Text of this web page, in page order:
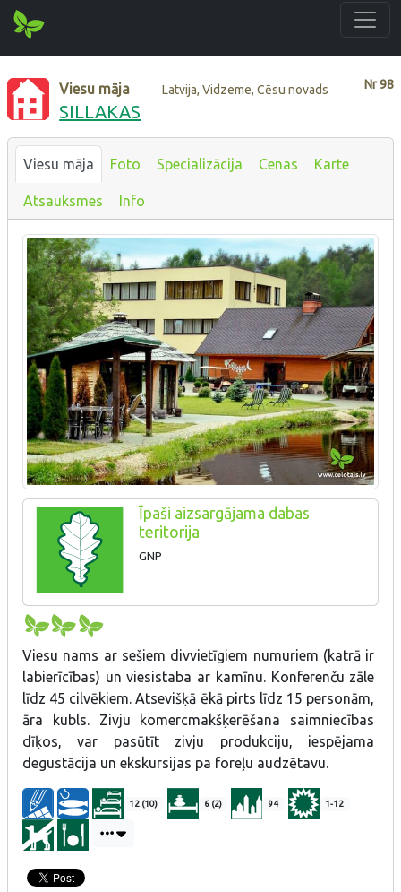
Nr98
Viesu māja Latvija, Vidzeme, Cēsu novads
SILLAKAS
Viesu māja Foto Specializācija Cenas Karte
Atsauksmes Info
Īpaši aizsargājama dabas
teritorija
GNP
Viesu nams ar sešiem divvietīgiem numuriem (katrā ir
labierīcības) un viesistaba ar kamīnu. Konferenču zāle
līdz 45 cilvēkiem. Atsevišķā ēkā pirts līdz 15 personām,
āra kubls. Zivju komercmakšķerēšana saimniecības
dīķos, var pasūtīt zivju produkciju, iespējama
degustācija un ekskursijas pa foreļu audzētavu.
12 (10) 6 (2) 94 1-12